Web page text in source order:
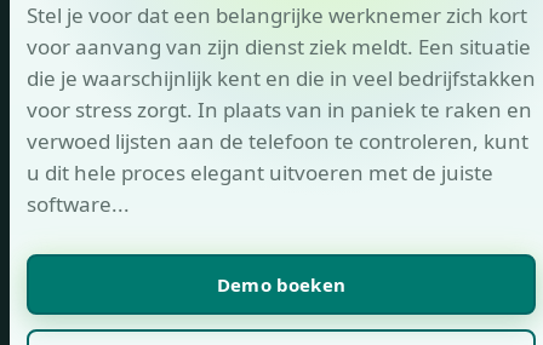
Stel je voor dat een belangrijke werknemer zich kort
voor aanvang van zijn dienst ziek meldt. Een situatie
die je waarschijnlijk kent en die in veel bedrijfstakken
voor stress zorgt. In plaats van in paniek te raken en
verwoed lijsten aan de telefoon te controleren, kunt
u dit hele proces elegant uitvoeren met de juiste
software...
Demo boeken